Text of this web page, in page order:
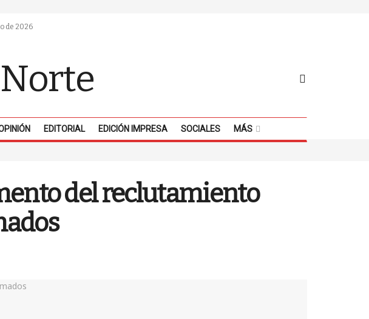
de 2026
EDITORIAL EDICIÓN IMPRESA SOCIALES MÁS
del reclutamiento